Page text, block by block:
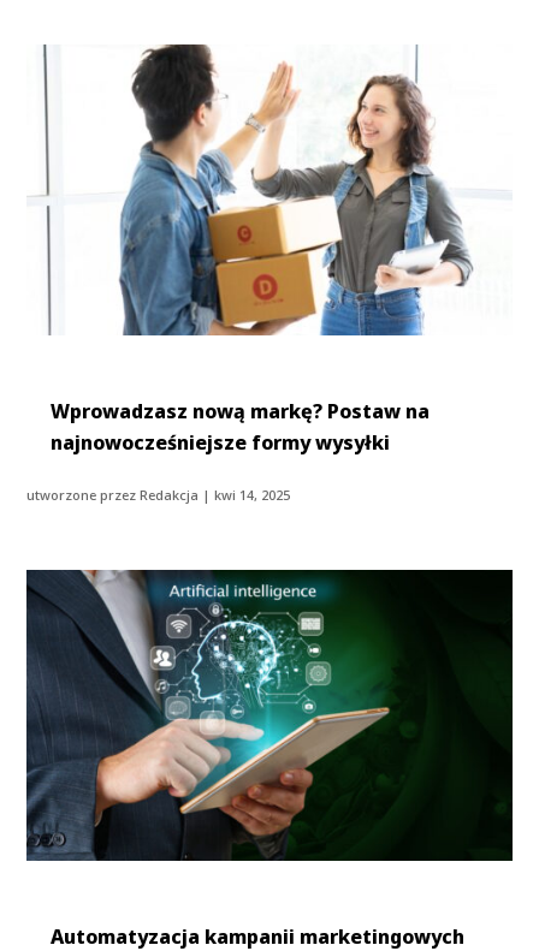
Wprowadzasz nową markę? Postaw na
najnowocześniejsze formy wysyłki
utworzone przezRedakcja |kwi 14, 2025
Automatyzacja kampanii marketingowych